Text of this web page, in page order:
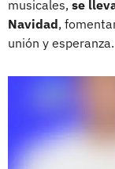
musicales, se
Navidad,
unión y esperanza.